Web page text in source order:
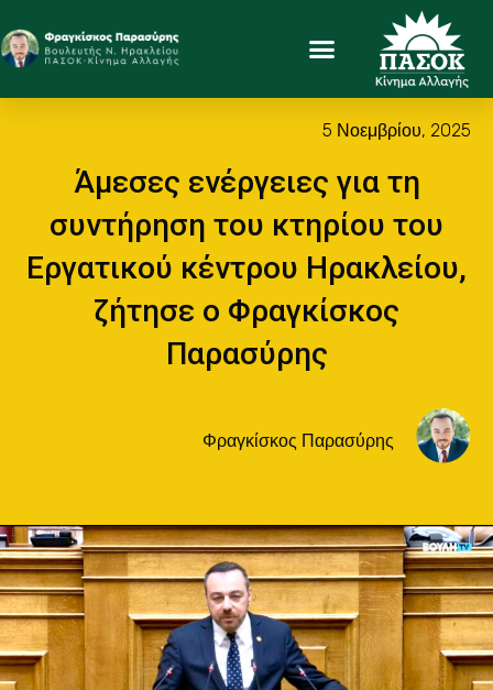
5 Νοεμβρίου, 2025
Άμεσες ενέργειες για τη
συντήρηση του κτηρίου του
Εργατικού κέντρου Ηρακλείου,
ζήτησε ο Φραγκίσκος
Παρασύρης
Φραγκίσκος Παρασύρης